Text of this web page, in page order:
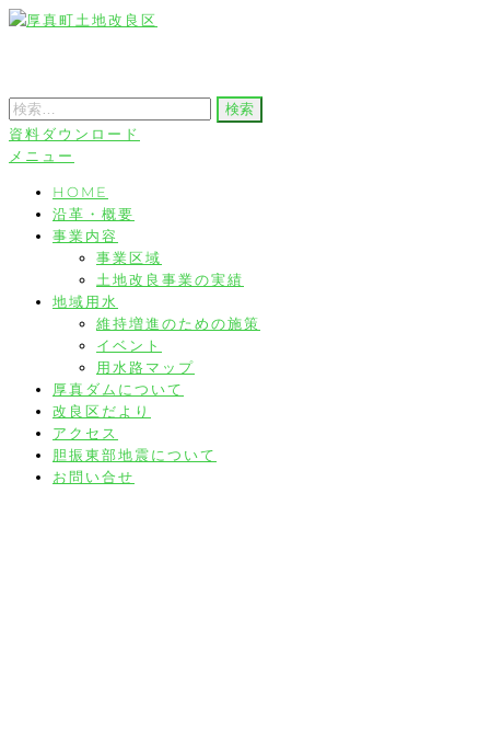
コ
ン
ツ
へ
検
索:
資料ダウンロード
メニュー
HOME
沿革・概要
事業内容
事業区域
土地改良事業の実績
地域用水
維持増進のための施策
イベント
用水路マップ
厚真ダムについて
改良区だより
アクセス
胆振東部地震について
お問い合せ